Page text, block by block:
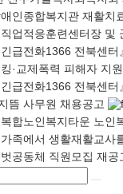
인종합복지관 재활치
업적응훈련센터장 및
긴급전화1366 전북센
킹·교제폭력 피해자 지
긴급전화1366 전북센
뜸 사무원 채용공고
합노인복지타운 노인
족에서 생활재활교사
공동체 직원모집 재